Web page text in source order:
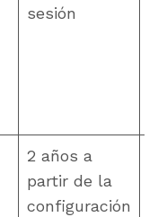
sesión
2 años a
partir de la
configuración